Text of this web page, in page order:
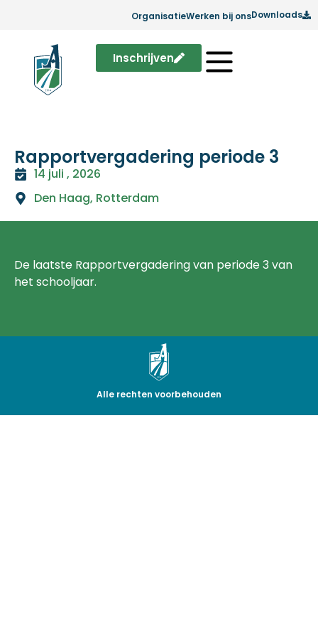
OrganisatieWerken bij onsDownloads
Inschrijven
Rapportvergadering periode 3
14 juli , 2026
Den Haag, Rotterdam
De laatste Rapportvergadering van periode 3 van
het schooljaar.
Alle rechten voorbehouden